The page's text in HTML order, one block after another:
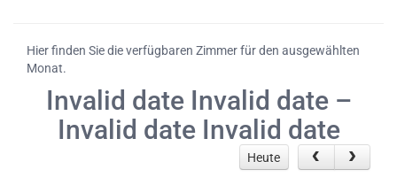
Hier finden Sie die verfügbaren Zimmer für den ausgewählten
Monat.
Invalid date Invalid date –
Invalid date Invalid date
Heute